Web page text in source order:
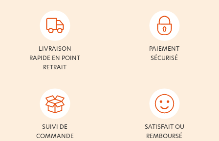
LIVRAISON
RAPIDE EN POINT
RETRAIT
PAIEMENT
SÉCURISÉ
SUIVI DE
COMMANDE
SATISFAIT OU
REMBOURSÉ